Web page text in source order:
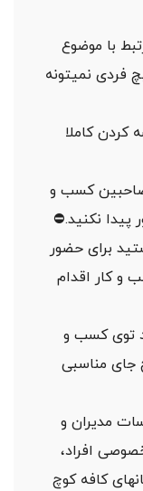
با موضوع
فردی نمیتونه
کردن کاملا
کسب و
نکنید.⛔️
برای حضور
و کار اقدام
توی کسب و
جای مناسبی
مدیران و
افراد،
کافه کوچ